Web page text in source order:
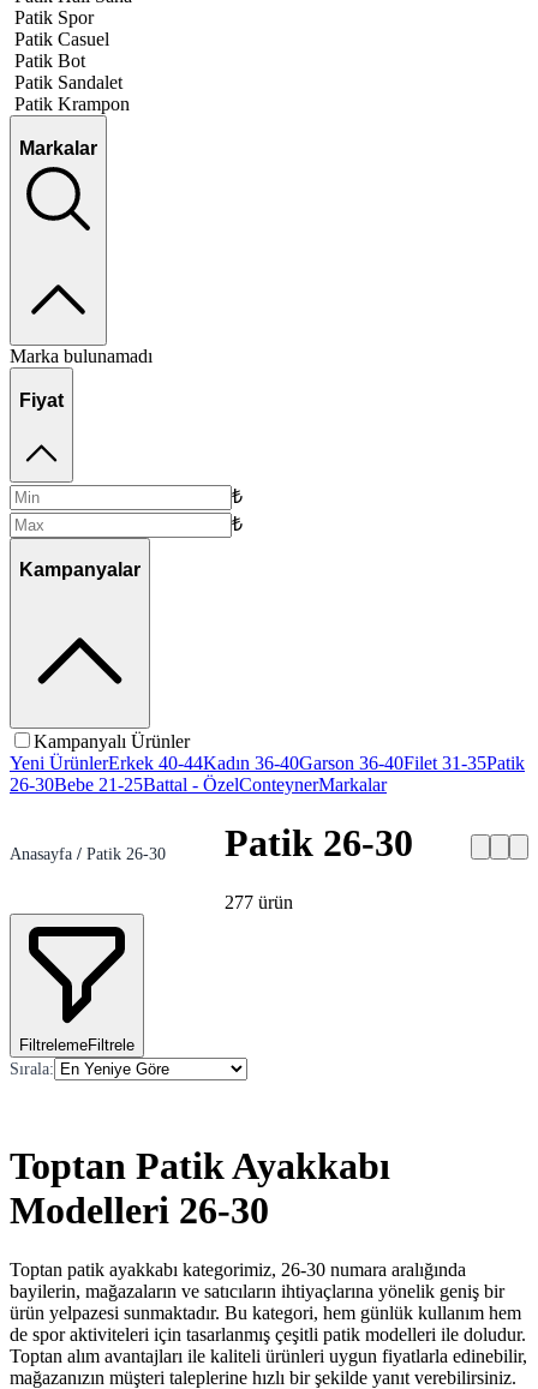
Patik Spor
Patik Casuel
Patik Bot
Patik Sandalet
Patik Krampon
Markalar
Marka bulunamadı
Fiyat
₺
₺
Kampanyalar
Kampanyalı Ürünler
Yeni ÜrünlerErkek 40-44Kadın 36-40Garson 36-40Filet 31-35Patik
26-30Bebe 21-25Battal - ÖzelConteynerMarkalar
Anasayfa / Patik 26-30 Patik 26-30
277 ürün
FiltrelemeFiltrele
Sırala:
Toptan Patik Ayakkabı
Modelleri 26-30
Toptan patik ayakkabı kategorimiz, 26-30 numara aralığında
bayilerin, mağazaların ve satıcıların ihtiyaçlarına yönelik geniş bir
ürün yelpazesi sunmaktadır. Bu kategori, hem günlük kullanım hem
de spor aktiviteleri için tasarlanmış çeşitli patik modelleri ile doludur.
Toptan alım avantajları ile kaliteli ürünleri uygun fiyatlarla edinebilir,
mağazanızın müşteri taleplerine hızlı bir şekilde yanıt verebilirsiniz.